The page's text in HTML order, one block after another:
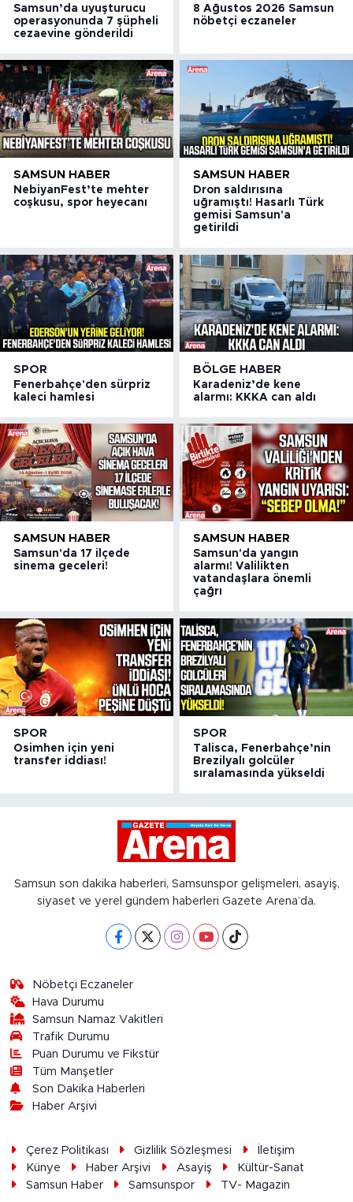
Samsun’da uyuşturucu
operasyonunda 7 şüpheli
cezaevine gönderildi
8 Ağustos 2026 Samsun
nöbetçi eczaneler
SAMSUN HABER
NebiyanFest’te mehter
coşkusu, spor heyecanı
SAMSUN HABER
Dron saldırısına
uğramıştı! Hasarlı Türk
gemisi Samsun'a
getirildi
SPOR
Fenerbahçe'den sürpriz
kaleci hamlesi
BÖLGE HABER
Karadeniz’de kene
alarmı: KKKA can aldı
SAMSUN HABER
Samsun'da 17 ilçede
sinema geceleri!
SAMSUN HABER
Samsun'da yangın
alarmı! Valilikten
vatandaşlara önemli
çağrı
SPOR
Osimhen için yeni
transfer iddiası!
SPOR
Talisca, Fenerbahçe’nin
Brezilyalı golcüler
sıralamasında yükseldi
Samsun son dakika haberleri, Samsunspor gelişmeleri, asayiş,
siyaset ve yerel gündem haberleri Gazete Arena’da.
Nöbetçi Eczaneler
Hava Durumu
Samsun Namaz Vakitleri
Trafik Durumu
Puan Durumu ve Fikstür
Tüm Manşetler
Son Dakika Haberleri
Haber Arşivi
Çerez Politikası Gizlilik Sözleşmesi
İletişim
Künye
Haber Arşivi Asayiş
Kültür-Sanat
Samsun Haber
Samsunspor TV- Magazin